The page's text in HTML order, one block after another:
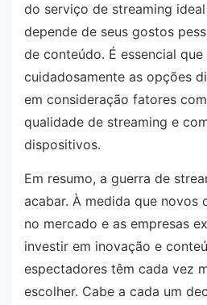
do serviço de streaming
depende de seus gostos
de conteúdo. É essencial
cuidadosamente as opções
em consideração fatores
qualidade de streaming e
dispositivos.
Em resumo, a guerra de
acabar. À medida que novos
no mercado e as empresas
investir em inovação e
espectadores têm cada vez
escolher. Cabe a cada um